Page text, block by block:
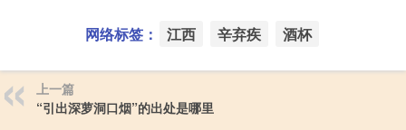
网络标签： 江西 辛弃疾 酒杯
上一篇
“引出深萝洞口烟”的出处是哪里